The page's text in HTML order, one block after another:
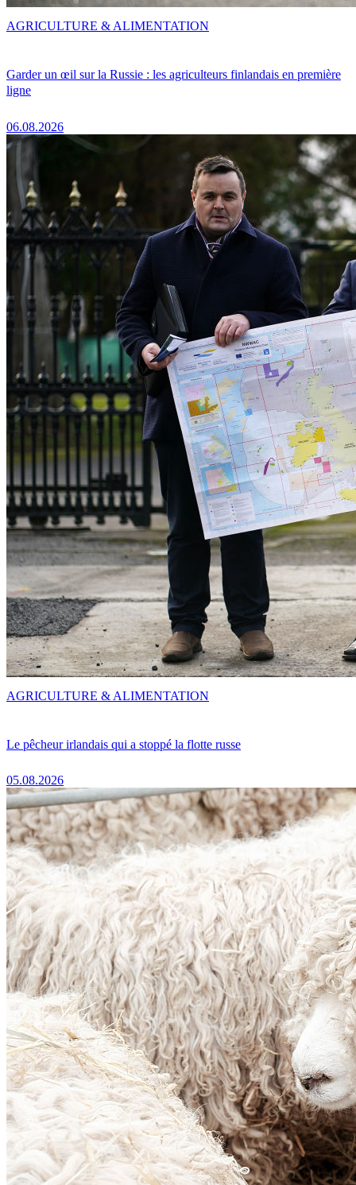
Garder un œil sur la Russie : les agriculteurs finlandais en première
ligne
06.08.2026
AGRICULTURE & ALIMENTATION
Le pêcheur irlandais qui a stoppé la flotte russe
05.08.2026
AGRICULTURE & ALIMENTATION